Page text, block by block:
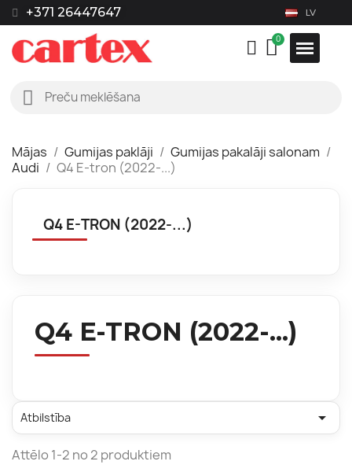
+371 26447647 LV
Mājas Gumijas paklāji
Gumijas pakalāji salonam
Audi
Q4 E-tron (2022-...)
Q4 E-TRON (2022-...)
Q4 E-TRON (2022-...)
Atbilstība 
Attēlo 1-2 no 2 produktiem